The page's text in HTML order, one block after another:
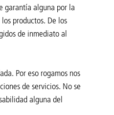
garantía alguna por la
productos. De los
de inmediato al
Por eso rogamos nos
de servicios. No se
alguna del